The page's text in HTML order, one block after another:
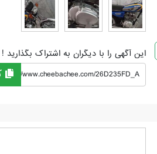
این آگهی را با دیگران به اشتراک بگذارید !
https://www.cheebachee.com/26D235FD_A
کپی